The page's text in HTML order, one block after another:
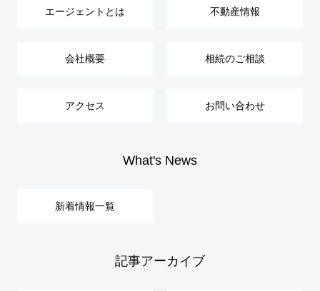
エージェントとは 不動産情報
会社概要 相続のご相談
アクセス お問い合わせ
What's News
新着情報一覧
記事アーカイブ